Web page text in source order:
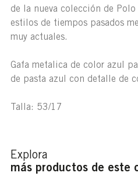
de la nueva colección de
estilos de tiempos pasados
muy actuales.
Gafa metalica de color azul
de pasta azul con detalle de
Talla: 53/17
Explora
más productos de este